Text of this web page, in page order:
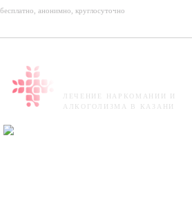
бесплатно, анонимно, круглосуточно
ОРИЕНТИР